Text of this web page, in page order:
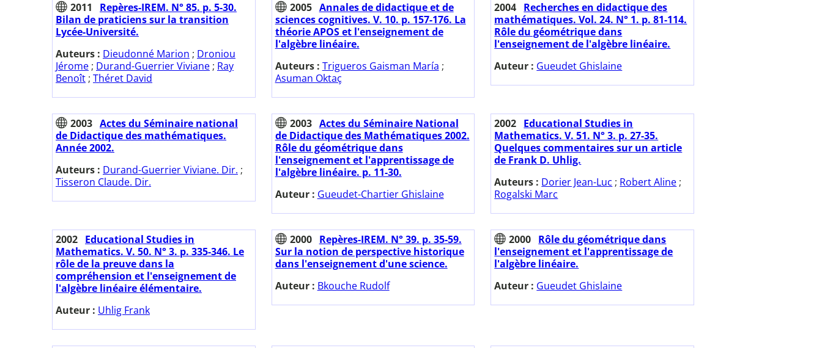
2011
Repères-IREM. N° 85. p. 5-30.
Bilan de praticiens sur la transition
Lycée-Université.
Auteurs : Dieudonné Marion ; Droniou
Jérome ; Durand-Guerrier Viviane ; Ray
Benoît ; Théret David
2005 Annales de didactique et de
sciences cognitives. V. 10. p. 157-176. La
théorie APOS et l'enseignement de
l'algèbre linéaire.
Auteurs : Trigueros Gaisman María ;
Asuman Oktaç
2004 Recherches en didactique des
mathématiques. Vol. 24. N° 1. p. 81-114.
Rôle du géométrique dans
l'enseignement de l'algèbre linéaire.
Auteur : Gueudet Ghislaine
2003 Actes du Séminaire national
de Didactique des mathématiques.
Année 2002.
Auteurs : Durand-Guerrier Viviane. Dir. ;
Tisseron Claude. Dir.
2003 Actes du Séminaire National
de Didactique des Mathématiques 2002.
Rôle du géométrique dans
l'enseignement et l'apprentissage de
l'algèbre linéaire. p. 11-30.
Auteur : Gueudet-Chartier Ghislaine
2002 Educational Studies in
Mathematics. V. 51. N° 3. p. 27-35.
Quelques commentaires sur un article
de Frank D. Uhlig.
Auteurs : Dorier Jean-Luc ; Robert Aline ;
Rogalski Marc
2002 Educational Studies in
Mathematics. V. 50. N° 3. p. 335-346. Le
rôle de la preuve dans la
compréhension et l'enseignement de
l'algèbre linéaire élémentaire.
Auteur : Uhlig Frank
2000
Repères-IREM. N° 39. p. 35-59.
Sur la notion de perspective historique
dans l'enseignement d'une science.
Auteur : Bkouche Rudolf
2000 Rôle du géométrique dans
l'enseignement et l'apprentissage de
l'algèbre linéaire.
Auteur : Gueudet Ghislaine